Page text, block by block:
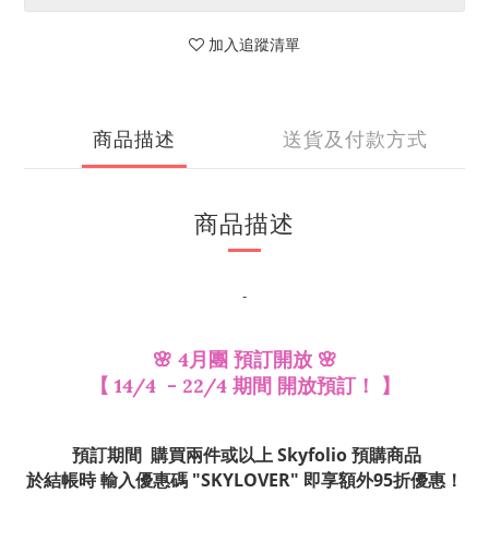
加入追蹤清單
商品描述 送貨及付款方式
商品描述
-
🌸 4月團 預訂開放 🌸
【 14/4 - 22/4 期間 開放預訂！ 】
預訂期間 購買兩件或以上 Skyfolio 預購商品
於結帳時 輸入優惠碼 "SKYLOVER" 即享額外95折優惠！